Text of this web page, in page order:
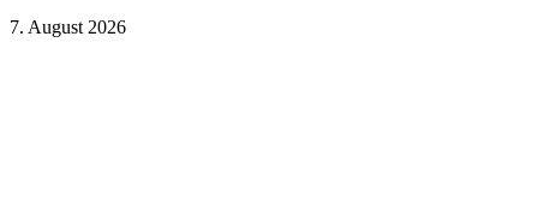
7. August 2026